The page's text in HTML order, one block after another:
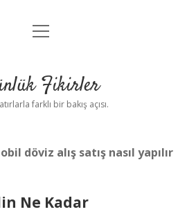
Anasayfa
Yasal Uyarı
menüyü
Fikirler
farklı bir bakış açısı.
döviz alış satış nasıl yapılır
Ne Kadar